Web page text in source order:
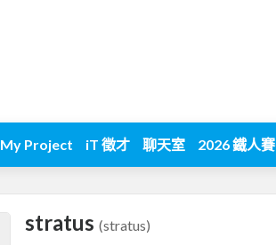
My Project iT 徵才 聊天室 2026 鐵人賽
stratus (stratus)